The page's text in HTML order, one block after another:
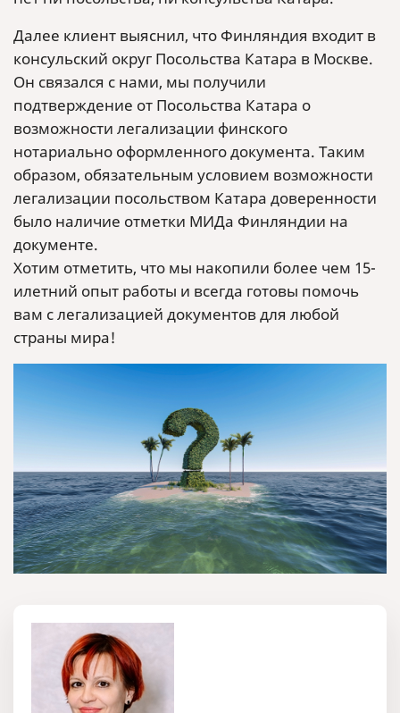
Далее клиент выяснил, что Финляндия входит в
консульский округ Посольства Катара в Москве.
Он связался с нами, мы получили
подтверждение от Посольства Катара о
возможности легализации финского
нотариально оформленного документа. Таким
образом, обязательным условием возможности
легализации посольством Катара доверенности
было наличие отметки МИДа Финляндии на
документе.
Хотим отметить, что мы накопили более чем 15-
илетний опыт работы и всегда готовы помочь
вам с легализацией документов для любой
страны мира!